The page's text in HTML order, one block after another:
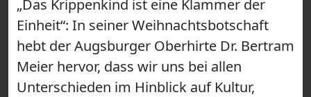
„Das Krippenkind ist eine Klammer der
Einheit“: In seiner Weihnachtsbotschaft
hebt der Augsburger Oberhirte Dr. Bertram
Meier hervor, dass wir uns bei allen
Unterschieden im Hinblick auf Kultur,